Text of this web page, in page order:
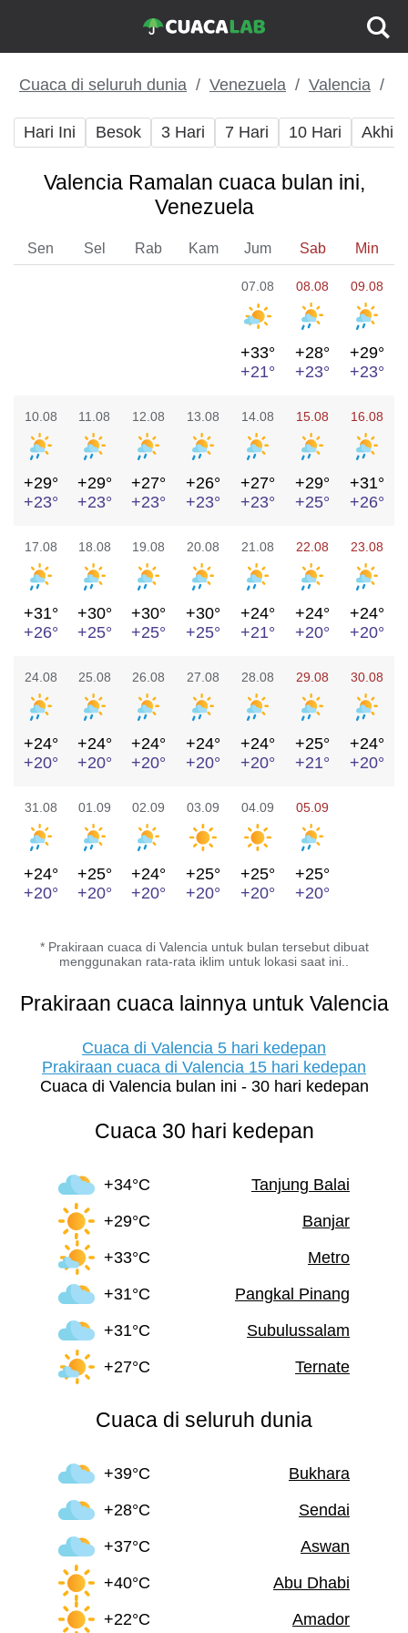
Cuaca di seluruh dunia Venezuela Valencia
Hari Ini Besok 3 Hari 7 Hari 10 Hari Akhir
Valencia Ramalan cuaca bulan ini,
Venezuela
Sen Sel Rab Kam Jum Sab Min
07.08
+33°
+21°
08.08
+28°
+23°
09.08
+29°
+23°
10.08
+29°
+23°
11.08
+29°
+23°
12.08
+27°
+23°
13.08
+26°
+23°
14.08
+27°
+23°
15.08
+29°
+25°
16.08
+31°
+26°
17.08
+31°
+26°
18.08
+30°
+25°
19.08
+30°
+25°
20.08
+30°
+25°
21.08
+24°
+21°
22.08
+24°
+20°
23.08
+24°
+20°
24.08
+24°
+20°
25.08
+24°
+20°
26.08
+24°
+20°
27.08
+24°
+20°
28.08
+24°
+20°
29.08
+25°
+21°
30.08
+24°
+20°
31.08
+24°
+20°
01.09
+25°
+20°
02.09
+24°
+20°
03.09
+25°
+20°
04.09
+25°
+20°
05.09
+25°
+20°
* Prakiraan cuaca di Valencia untuk bulan tersebut dibuat
menggunakan rata-rata iklim untuk lokasi saat ini..
Prakiraan cuaca lainnya untuk Valencia
Cuaca di Valencia 5 hari kedepan
Prakiraan cuaca di Valencia 15 hari kedepan
Cuaca di Valencia bulan ini - 30 hari kedepan
Cuaca 30 hari kedepan
+34°C
Tanjung Balai
+29°C
Banjar
+33°C
Metro
+31°C
Pangkal Pinang
+31°C
Subulussalam
+27°C
Ternate
Cuaca di seluruh dunia
+39°C
Bukhara
+28°C
Sendai
+37°C
Aswan
+40°C
Abu Dhabi
+22°C
Amador